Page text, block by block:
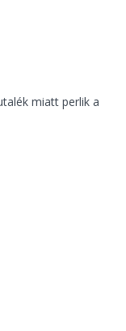
miatt perlik a